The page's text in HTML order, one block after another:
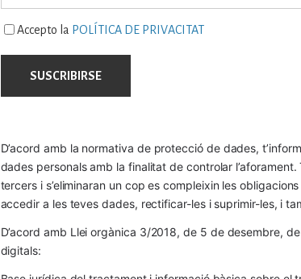
Accepto la POLÍTICA DE PRIVACITAT
D’acord amb la normativa de protecció de dades,
dades personals amb la finalitat de controlar
tercers i s’eliminaran un cop es compleixin les
accedir a les teves dades, rectificar-les i suprimir-les, i
D’acord amb Llei orgànica 3/2018, de 5 de desembre,
digitals: